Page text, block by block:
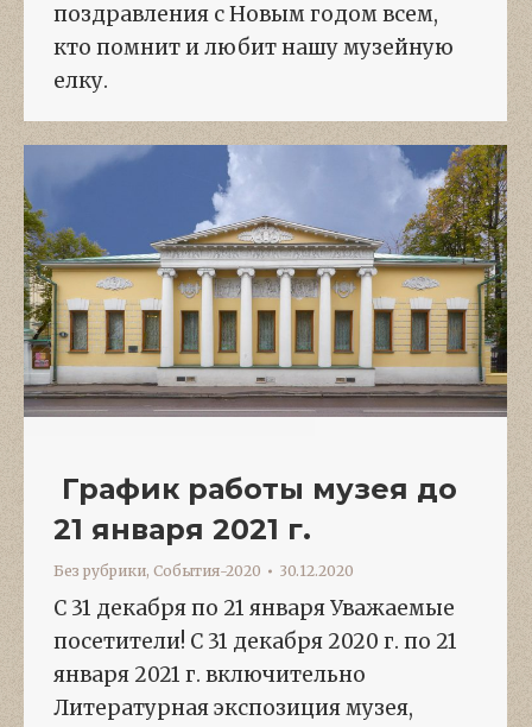
поздравления с Новым годом всем,
кто помнит и любит нашу музейную
елку.
График работы музея до
21 января 2021 г.
Без рубрики, События-2020 30.12.2020
С 31 декабря по 21 января Уважаемые
посетители! С 31 декабря 2020 г. по 21
января 2021 г. включительно
Литературная экспозиция музея,